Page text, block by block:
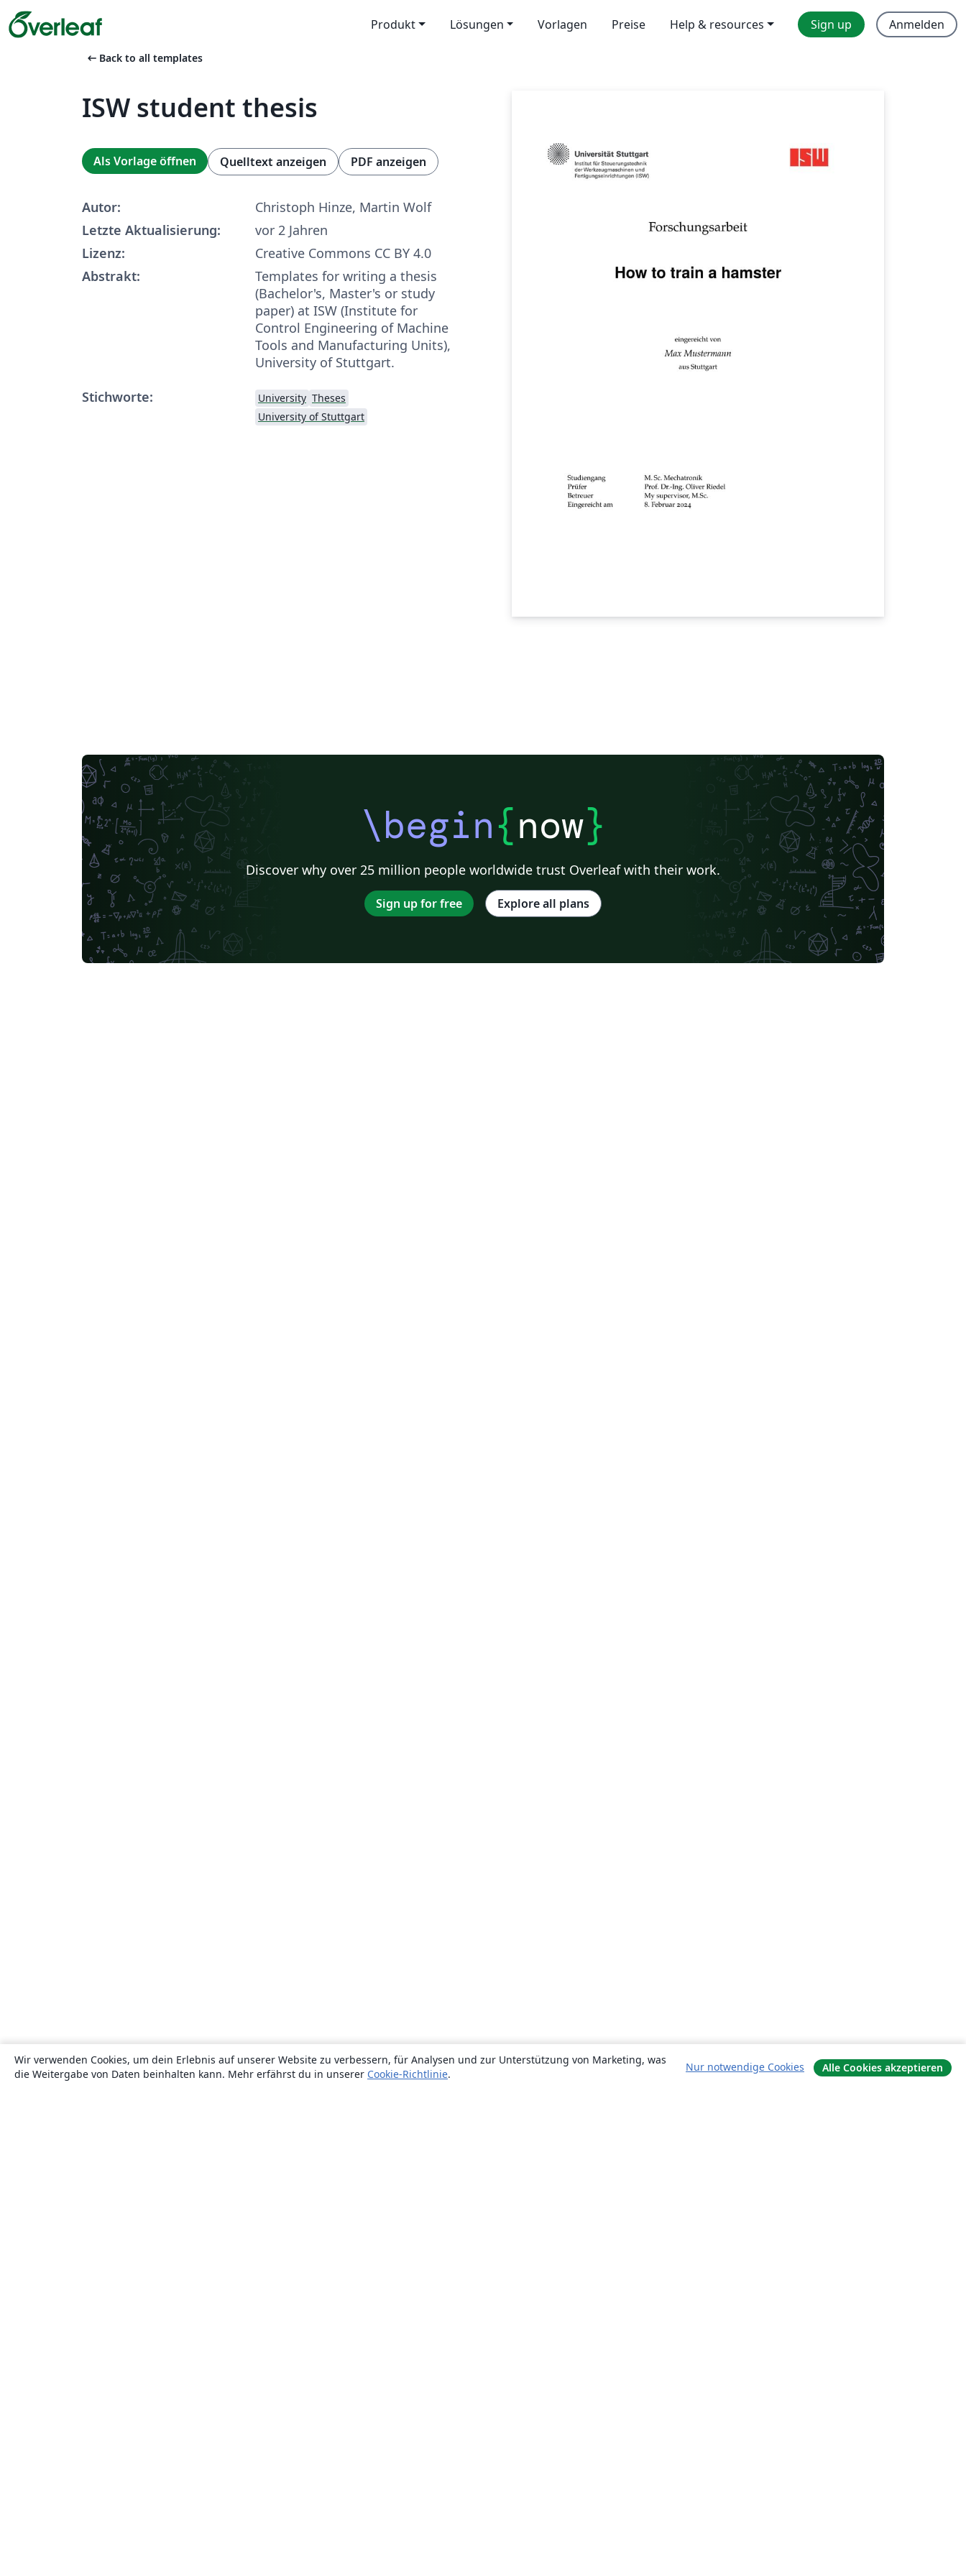
Produkt Lösungen Vorlagen Preise Help & resources Sign up Anmelden
arrow_left_alt Back to all templates
ISW student thesis
Als Vorlage öffnen Quelltext anzeigen PDF anzeigen
Autor:
Christoph Hinze, Martin Wolf
Letzte Aktualisierung:
vor 2 Jahren
Lizenz:
Creative Commons CC BY 4.0
Abstrakt:
Templates for writing a thesis
(Bachelor's, Master's or study
paper) at ISW (Institute for
Control Engineering of Machine
Tools and Manufacturing Units),
University of Stuttgart.
Stichworte:
University Theses
University of Stuttgart
\begin{now}
Discover why over 25 million people worldwide trust Overleaf with their work.
Sign up for free Explore all plans
Wir verwenden Cookies, um dein Erlebnis auf unserer Website zu verbessern, für Analysen und zur Unterstützung von Marketing, was
die Weitergabe von Daten beinhalten kann. Mehr erfährst du in unserer Cookie-Richtlinie.
Nur notwendige Cookies Alle Cookies akzeptieren